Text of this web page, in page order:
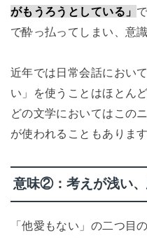
がもうろうとしている」
で酔っ払ってしまい、意
近年では日常会話におい
い」を使うことはほとん
どの文学においてはこの
が使われることもあります
意味②：考えが浅い
「他愛もない」の二つ目